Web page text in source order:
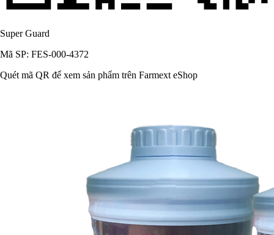
Super Guard
Mã SP: FES-000-4372
Quét mã QR để xem sản phẩm trên Farmext eShop